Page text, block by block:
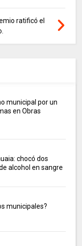
ratificó el
municipal por un
en Obras
chocó dos
alcohol en sangre
municipales?